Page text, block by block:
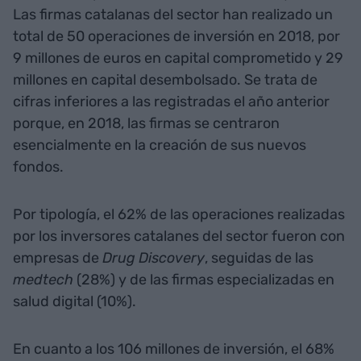
Las firmas catalanas del sector han realizado un
total de 50 operaciones de inversión en 2018, por
9 millones de euros en capital comprometido y 29
millones en capital desembolsado. Se trata de
cifras inferiores a las registradas el año anterior
porque, en 2018, las firmas se centraron
esencialmente en la creación de sus nuevos
fondos.
Por tipología, el 62% de las operaciones realizadas
por los inversores catalanes del sector fueron con
empresas de Drug Discovery, seguidas de las
medtech (28%) y de las firmas especializadas en
salud digital (10%).
En cuanto a los 106 millones de inversión, el 68%